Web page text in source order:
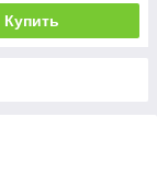
Купить